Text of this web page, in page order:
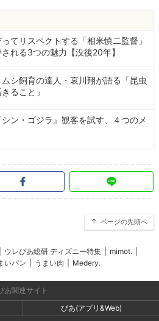
てリスペクトする「相米慎二監督」
れる3つの魅力【没後20年】
ムシ飼育の達人・哀川翔が語る「昆虫
ること」
ン・ゴジラ』観客を試す、４つのメ
ページの先頭へ
ウレぴあ総研 ディズニー特集 mimot.
いパン うまい肉 Medery.
あ関連サイト
ぴあ(アプリ&Web)